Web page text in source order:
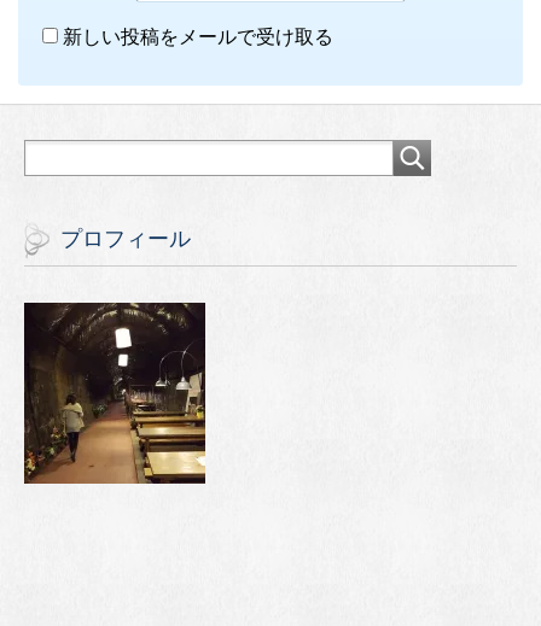
新しい投稿をメールで受け取る
プロフィール